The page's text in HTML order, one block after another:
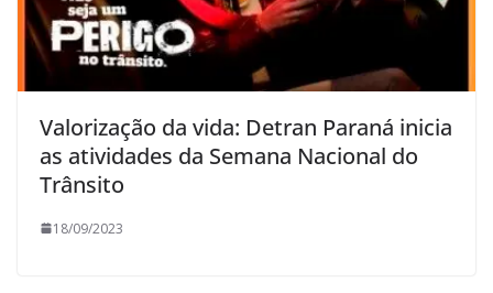
Valorização da vida: Detran Paraná inicia
as atividades da Semana Nacional do
Trânsito
18/09/2023